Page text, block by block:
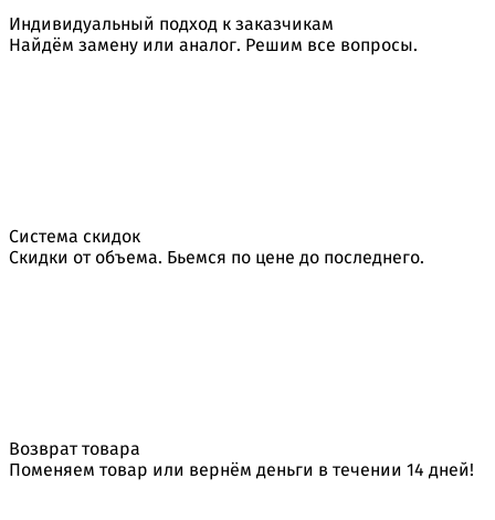
Индивидуальный подход к заказчикам
Найдём замену или аналог. Решим все вопросы.
Система скидок
Скидки от объема. Бьемся по цене до последнего.
Возврат товара
Поменяем товар или вернём деньги в течении 14 дней!